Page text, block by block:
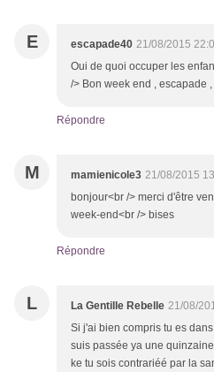
E escapade40 21/08/2015
Oui de quoi occuper les
/> Bon week end , escapade ,
Répondre
M mamienicole3 21/08/2015
bonjour<br /> merci d'être
week-end<br /> bises
Répondre
L La Gentille Rebelle 21/08/
Si j'ai bien compris tu es
suis passée ya une
ke tu sois contrariéé par la